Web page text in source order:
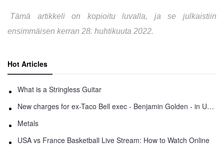
Tämä artikkeli on kopioitu luvalla, ja se julkaistiin
ensimmäisen kerran 28. huhtikuuta 2022.
Hot Articles
What is a Stringless Guitar
New charges for ex-Taco Bell exec - Benjamin Golden - in Uber fracas
Metals
USA vs France Basketball Live Stream: How to Watch Online